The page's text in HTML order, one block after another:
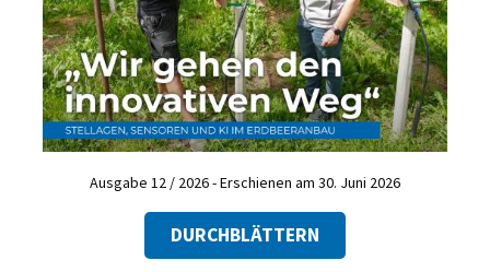
Ausgabe 12 / 2026 - Erschienen am 30. Juni 2026
DURCHBLÄTTERN